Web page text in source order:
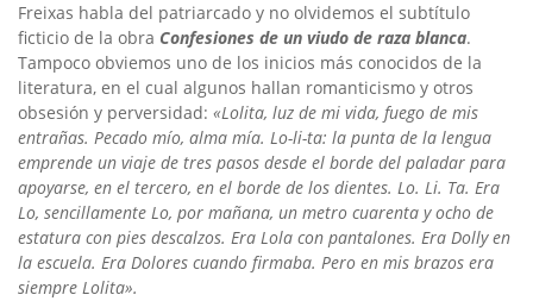
Freixas habla del patriarcado y no olvidemos el subtítulo
ficticio de la obra Confesiones de un viudo de raza blanca.
Tampoco obviemos uno de los inicios más conocidos de la
literatura, en el cual algunos hallan romanticismo y otros
obsesión y perversidad: «Lolita, luz de mi vida, fuego de mis
entrañas. Pecado mío, alma mía. Lo-li-ta: la punta de la lengua
emprende un viaje de tres pasos desde el borde del paladar para
apoyarse, en el tercero, en el borde de los dientes. Lo. Li. Ta. Era
Lo, sencillamente Lo, por mañana, un metro cuarenta y ocho de
estatura con pies descalzos. Era Lola con pantalones. Era Dolly en
la escuela. Era Dolores cuando firmaba. Pero en mis brazos era
siempre Lolita».